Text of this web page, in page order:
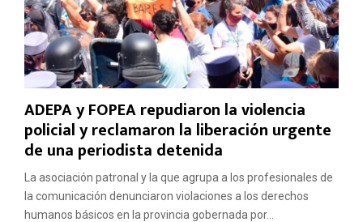
ADEPA y FOPEA repudiaron la violencia
policial y reclamaron la liberación urgente
de una periodista detenida
La asociación patronal y la que agrupa a los profesionales de
la comunicación denunciaron violaciones a los derechos
humanos básicos en la provincia gobernada por...